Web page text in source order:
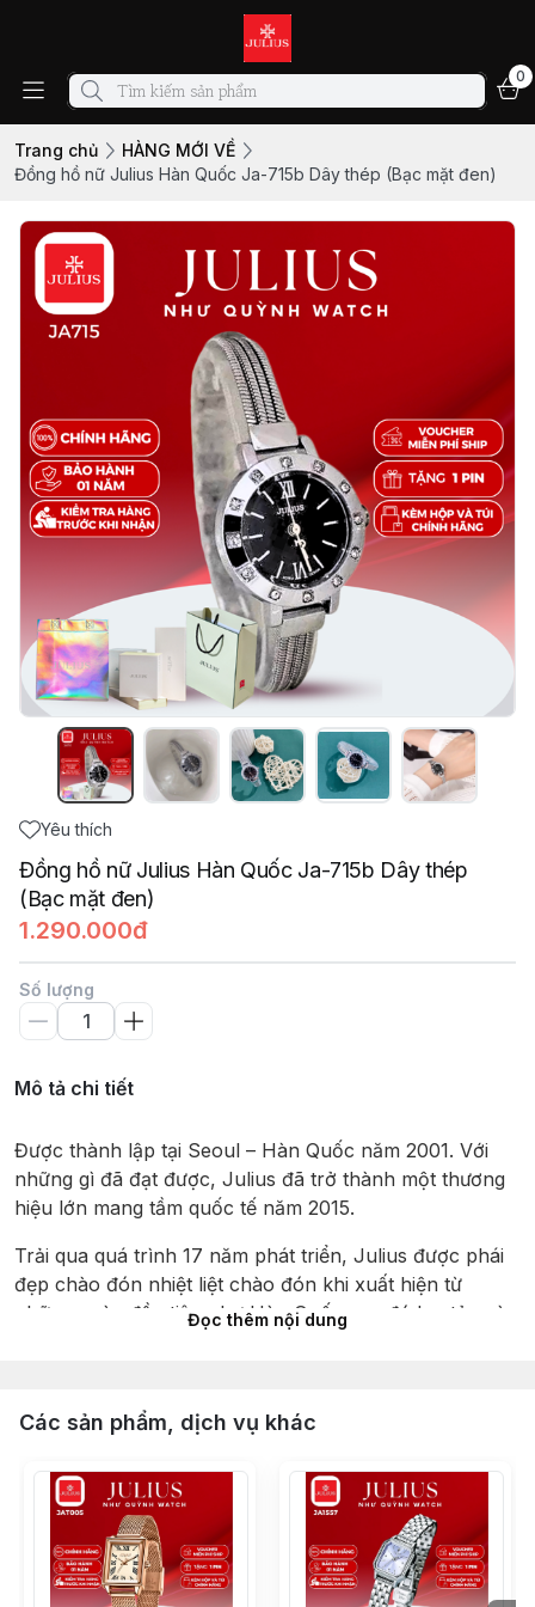
0
Trang chủ
HÀNG MỚI VỀ
Đồng hồ nữ Julius Hàn Quốc Ja-715b Dây thép (Bạc mặt đen)
Yêu thích
Đồng hồ nữ Julius Hàn Quốc Ja-715b Dây thép
(Bạc mặt đen)
1.290.000đ
Số lượng
Mô tả chi tiết
Được thành lập tại Seoul – Hàn Quốc năm 2001. Với
những gì đã đạt được, Julius đã trở thành một thương
hiệu lớn mang tầm quốc tế năm 2015.
Trải qua quá trình 17 năm phát triển, Julius được phái
đẹp chào đón nhiệt liệt chào đón khi xuất hiện từ
những ngày đầu tiên như Hàn Quốc sau đó lan tỏa và
Quốc, nhập khẩu máy của Nhật đến lắp ráp tại Trung
Quốc. Tạo nên một mức giá phân khúc phổ thông phù
hợp và cạnh tranh. Xây dựng nên một “đế chế” vững
mạnh trong lòng giới trẻ yêu thời trang.
Đọc thêm nội dung
Các sản phẩm, dịch vụ khác